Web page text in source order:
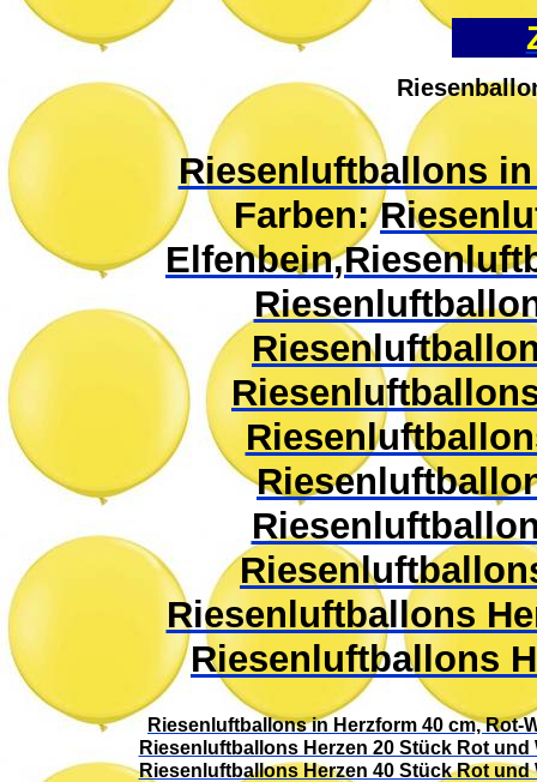
Riesenluftballons
Farben:
Elfenbein,
Riesenluftballons
Riesenluftballons
Riesenluftballons in Herzform 40 cm, Rot-
Riesenluftballons Herzen 20 Stück Rot und
Riesenluftballons Herzen 40 Stück Rot und